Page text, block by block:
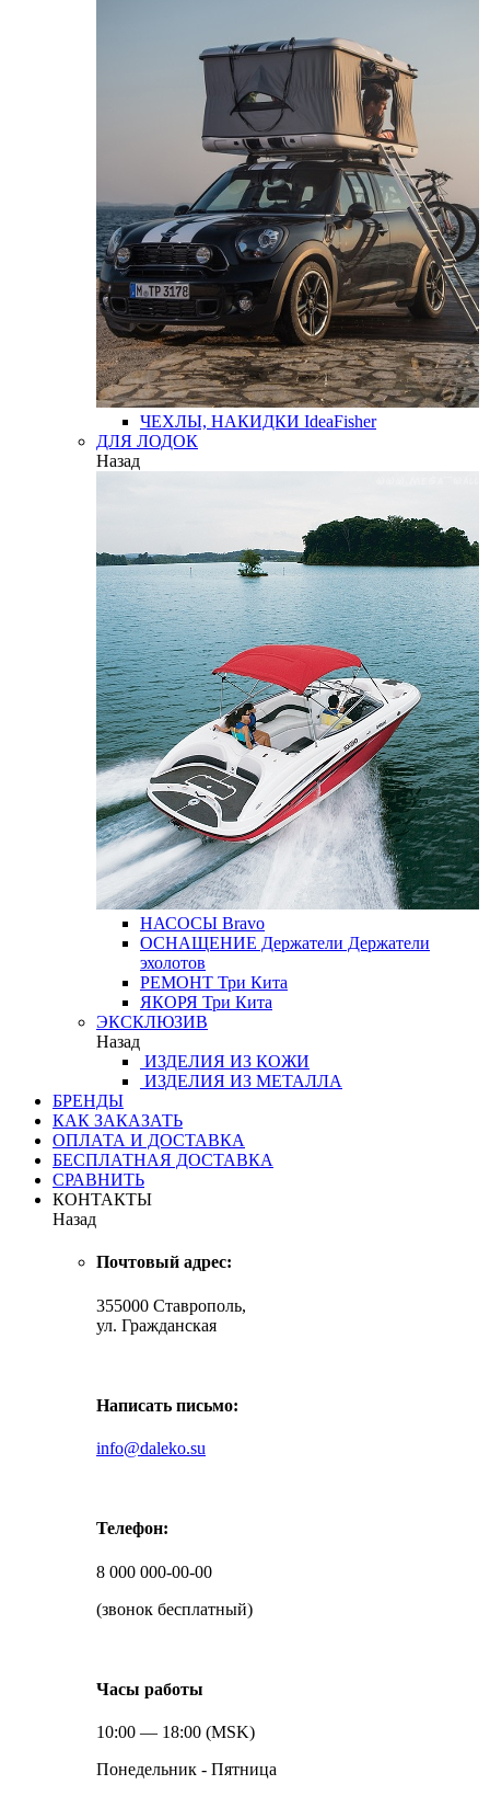
ЧЕХЛЫ, НАКИДКИ IdeaFisher
ДЛЯ ЛОДОК
Назад
НАСОСЫ Bravo
ОСНАЩЕНИЕ Держатели Держатели
эхолотов
РЕМОНТ Три Кита
ЯКОРЯ Три Кита
ЭКСКЛЮЗИВ
Назад
ИЗДЕЛИЯ ИЗ КОЖИ
ИЗДЕЛИЯ ИЗ МЕТАЛЛА
БРЕНДЫ
КАК ЗАКАЗАТЬ
ОПЛАТА И ДОСТАВКА
БЕСПЛАТНАЯ ДОСТАВКА
СРАВНИТЬ
КОНТАКТЫ
Назад
Почтовый адрес:
355000 Ставрополь,
ул. Гражданская
Написать письмо:
info@daleko.su
Телефон:
8 000 000-00-00
(звонок бесплатный)
Часы работы
10:00 — 18:00 (MSK)
Понедельник - Пятница